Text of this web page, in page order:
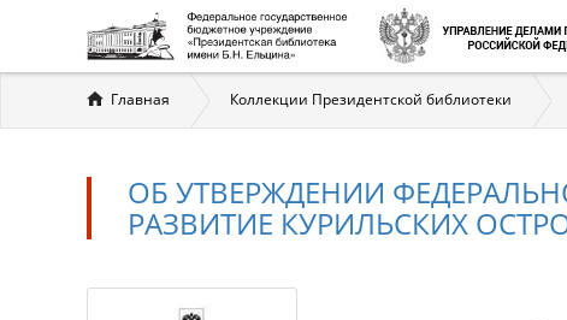
Вы
здесь
Главная Коллекции Президентской библиотеки
ОБ УТВЕРЖДЕНИИ
РАЗВИТИЕ КУРИЛЬСКИХ